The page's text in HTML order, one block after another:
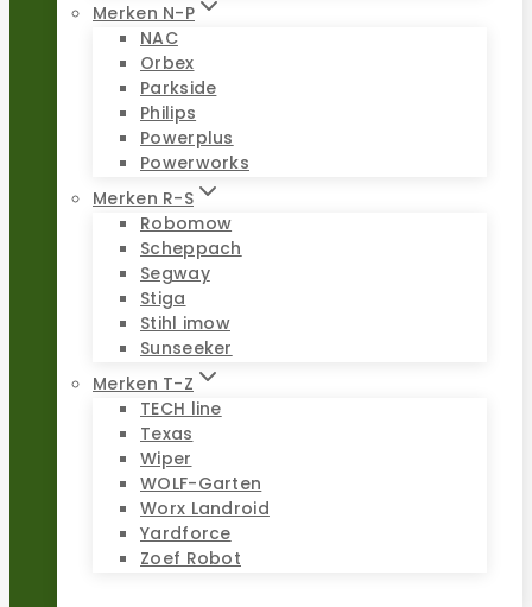
Merken N-P
NAC
Orbex
Parkside
Philips
Powerplus
Powerworks
Merken R-S
Robomow
Scheppach
Segway
Stiga
Stihl imow
Sunseeker
Merken T-Z
TECH line
Texas
Wiper
WOLF-Garten
Worx Landroid
Yardforce
Zoef Robot